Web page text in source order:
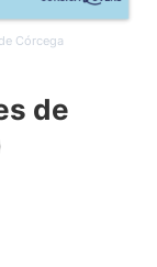
Córcega
de